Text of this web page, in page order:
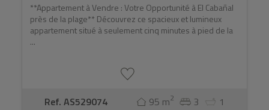
**Appartement à Vendre : Votre Opportunité à El Cabañal
près de la plage** Découvrez ce spacieux et lumineux
appartement situé à seulement cinq minutes à pied de la
...
Ref. AS529074 95 m2 3 1